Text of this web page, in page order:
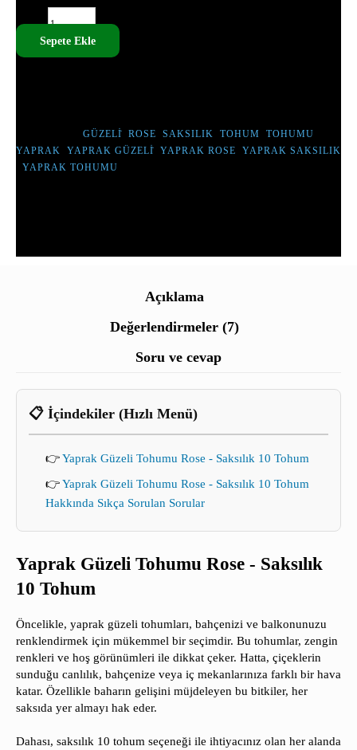
ADET
Sepete Ekle
GÜZELİ ROSE SAKSILIK TOHUM TOHUMU
YAPRAK
YAPRAK GÜZELİ YAPRAK ROSE
YAPRAK SAKSILIK
YAPRAK TOHUMU
Açıklama
Değerlendirmeler (7)
Soru ve cevap
📋 İçindekiler (Hızlı Menü)
👉Yaprak Güzeli Tohumu Rose - Saksılık 10 Tohum
👉Yaprak Güzeli Tohumu Rose - Saksılık 10 Tohum
Hakkında Sıkça Sorulan Sorular
Yaprak Güzeli Tohumu Rose - Saksılık
10 Tohum
Öncelikle, yaprak güzeli tohumları, bahçenizi ve balkonunuzu
renklendirmek için mükemmel bir seçimdir. Bu tohumlar, zengin
renkleri ve hoş görünümleri ile dikkat çeker. Hatta, çiçeklerin
sunduğu canlılık, bahçenize veya iç mekanlarınıza farklı bir hava
katar. Özellikle baharın gelişini müjdeleyen bu bitkiler, her
saksıda yer almayı hak eder.
Dahası, saksılık 10 tohum seçeneği ile ihtiyacınız olan her alanda